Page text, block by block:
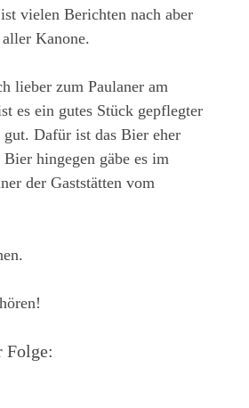
vielen Berichten nach aber
Kanone.
lieber zum Paulaner am
es ein gutes Stück gepflegter
gut. Dafür ist das Bier eher
hingegen gäbe es im
der Gaststätten vom
Folge: